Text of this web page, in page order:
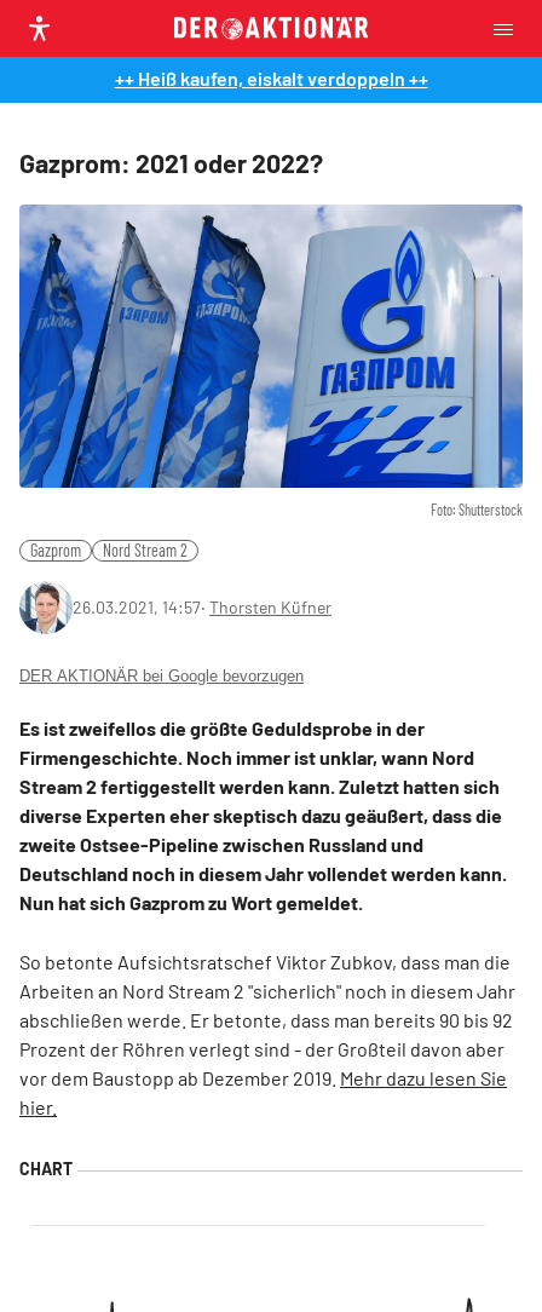
++ Heiß kaufen, eiskalt verdoppeln ++
Gazprom: 2021 oder 2022?
Foto: Shutterstock
Gazprom Nord Stream 2
26.03.2021, 14:57‧ Thorsten Küfner
DER AKTIONÄR bei Google bevorzugen
Es ist zweifellos die größte Geduldsprobe in der
Firmengeschichte. Noch immer ist unklar, wann Nord
Stream 2 fertiggestellt werden kann. Zuletzt hatten sich
diverse Experten eher skeptisch dazu geäußert, dass die
zweite Ostsee-Pipeline zwischen Russland und
Deutschland noch in diesem Jahr vollendet werden kann.
Nun hat sich Gazprom zu Wort gemeldet.
So betonte Aufsichtsratschef Viktor Zubkov, dass man die
Arbeiten an Nord Stream 2 "sicherlich" noch in diesem Jahr
abschließen werde. Er betonte, dass man bereits 90 bis 92
Prozent der Röhren verlegt sind - der Großteil davon aber
vor dem Baustopp ab Dezember 2019. Mehr dazu lesen Sie
hier.